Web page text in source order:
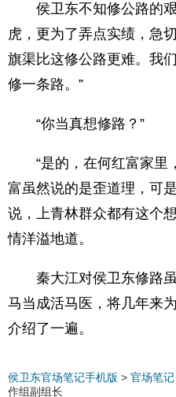
侯卫东不知修公路的艰
虎，更为了弄点实绩，急
旗渠比这修公路更难。我
修一条路。”
“你当真想修路？”
“是的，在何红富家里
富虽然说的是歪道理，可
说，上青林群众都有这个
情洋溢地道。
秦大江对侯卫东修路虽
马当成活马医，将几年来
介绍了一遍。
侯卫东官场笔记手机版 > 官场笔记
作组副组长